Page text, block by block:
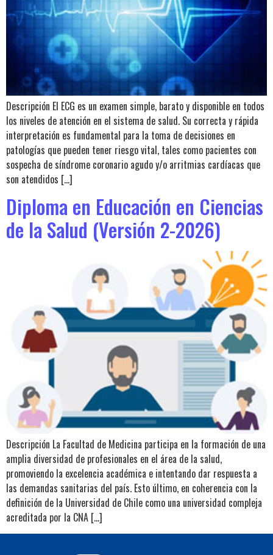
Descripción El ECG es un examen simple, barato y disponible en todos
los niveles de atención en el sistema de salud. Su correcta y rápida
interpretación es fundamental para la toma de decisiones en
patologías que pueden tener riesgo vital, tales como pacientes con
sospecha de síndrome coronario agudo y/o arritmias cardíacas que
son atendidos […]
Diploma en Educación en Ciencias
de la Salud (Versión 2-2026)
Descripción La Facultad de Medicina participa en la formación de una
amplia diversidad de profesionales en el área de la salud,
promoviendo la excelencia académica e intentando dar respuesta a
las demandas sanitarias del país. Esto último, en coherencia con la
definición de la Universidad de Chile como una universidad compleja
acreditada por la CNA […]